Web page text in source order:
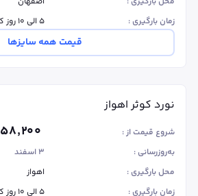
زمان بارگیری :
۵ الی ۱۰ روز کاری
قیمت همه سایزها
نورد کوثر اهواز
شروع قیمت از : ۵۸٬۲۰۰
به‌روزرسانی :
۳ اسفند
محل بارگیری :
اهواز
زمان بارگیری :
۵ الی ۱۰ روز کاری